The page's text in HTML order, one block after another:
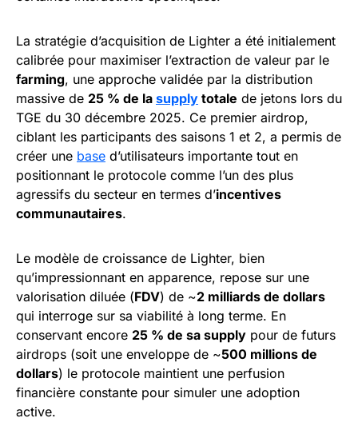
La stratégie d’acquisition de Lighter a été initialement
calibrée pour maximiser l’extraction de valeur par le
farming, une approche validée par la distribution
massive de 25 % de la supply totale de jetons lors du
TGE du 30 décembre 2025. Ce premier airdrop,
ciblant les participants des saisons 1 et 2, a permis de
créer une base d’utilisateurs importante tout en
positionnant le protocole comme l’un des plus
agressifs du secteur en termes d’incentives
communautaires.
Le modèle de croissance de Lighter, bien
qu’impressionnant en apparence, repose sur une
valorisation diluée (FDV) de ~2 milliards de dollars
qui interroge sur sa viabilité à long terme. En
conservant encore 25 % de sa supply pour de futurs
airdrops (soit une enveloppe de ~500 millions de
dollars) le protocole maintient une perfusion
financière constante pour simuler une adoption
active.